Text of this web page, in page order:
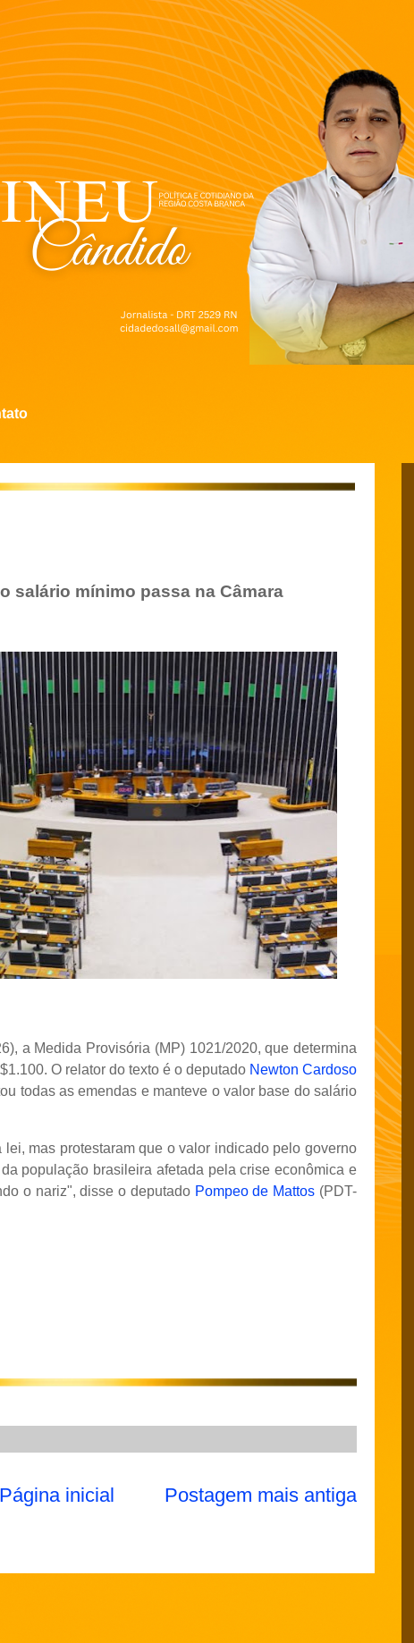
salário mínimo passa na Câmara
a Medida Provisória (MP) 1021/2020, que determina
O relator do texto é o deputado Newton Cardoso
todas as emendas e manteve o valor base do salário
mas protestaram que o valor indicado pelo governo
população brasileira afetada pela crise econômica e
o nariz", disse o deputado Pompeo de Mattos (PDT-
Postagem mais antiga
Página inicial